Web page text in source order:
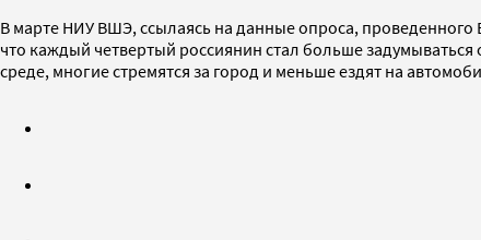
В марте НИУ ВШЭ, ссылаясь на данные опроса,
что каждый четвертый россиянин стал больше
среде, многие стремятся за город и меньше ездят на